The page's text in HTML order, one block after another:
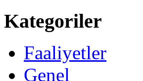
Kategoriler
Faaliyetler
Genel